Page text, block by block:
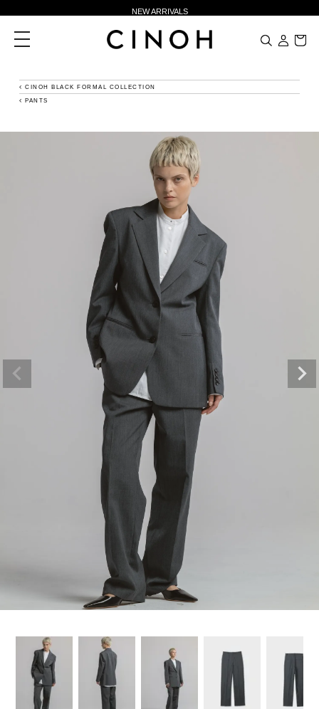
NEW ARRIVALS
新規会員登録500ポイントプレゼント
夏季休業に伴う一部業務休業のお知らせ
ニュースレター登録で¥1,000クーポン進呈
toggle
navigation
CINOH BLACK FORMAL COLLECTION
PANTS